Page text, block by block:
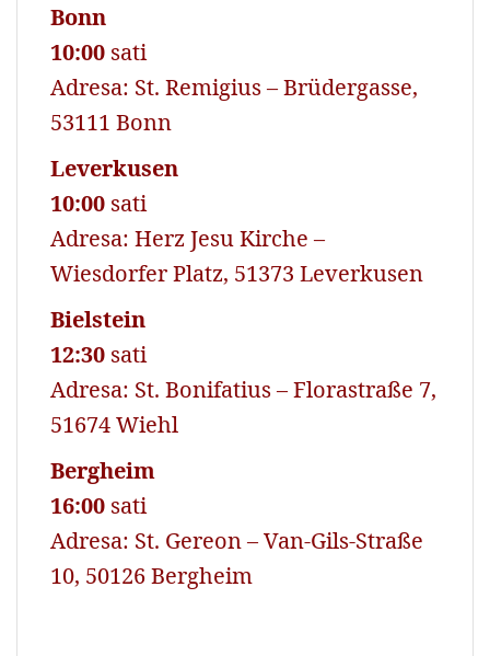
Bonn
10:00 sati
Adresa: St. Remigius – Brüdergasse,
53111 Bonn
Leverkusen
10:00 sati
Adresa: Herz Jesu Kirche –
Wiesdorfer Platz, 51373 Leverkusen
Bielstein
12:30 sati
Adresa: St. Bonifatius – Florastraße 7,
51674 Wiehl
Bergheim
16:00 sati
Adresa: St. Gereon – Van-Gils-Straße
10, 50126 Bergheim